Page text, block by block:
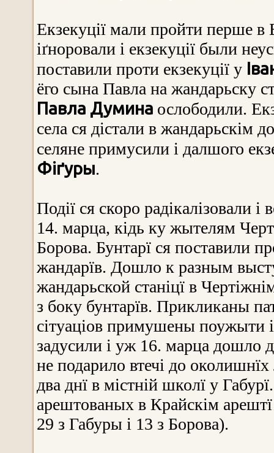
Екзекуції мали пройти перше в
іґноровали і екзекуції были
поставили проти екзекуції у
ёго сына Павла на жандарьску
Павла Думина ослободили.
села ся дістали в жандарьскім
селяне примусили і далшого
Фіґуры.
Події ся скоро радікалізовали
14. марца, кідь ку жытелям
Борова. Бунтарї ся поставили
жандарїв. Дошло к разным
жандарьской станіцї в
з боку бунтарїв. Прикликаны
сітуаціов примушены поужыти
задусили і уж 16. марца дошло
не подарило втечі до
два днї в містній школї у
арештованых в Крайскім
29 з Габуры і 13 з Борова).